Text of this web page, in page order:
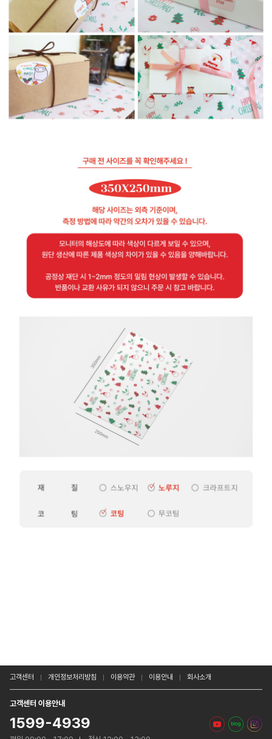
고객센터 개인정보처리방침 이용약관 이용안내 회사소개
고객센터 이용안내
1599-4939